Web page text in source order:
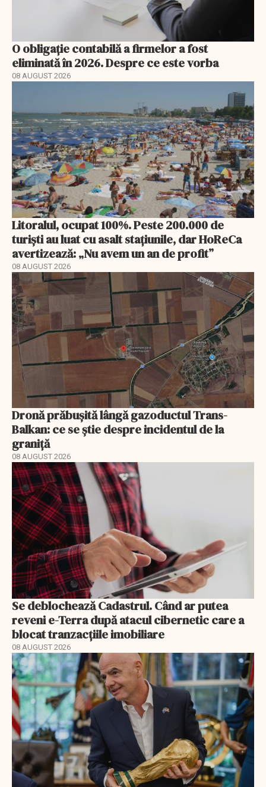
O obligație contabilă a firmelor a fost
eliminată în 2026. Despre ce este vorba
08 AUGUST 2026
Litoralul, ocupat 100%. Peste 200.000 de
turiști au luat cu asalt stațiunile, dar HoReCa
avertizează: „Nu avem un an de profit”
08 AUGUST 2026
Dronă prăbușită lângă gazoductul Trans-
Balkan: ce se știe despre incidentul de la
graniță
08 AUGUST 2026
Se deblochează Cadastrul. Când ar putea
reveni e-Terra după atacul cibernetic care a
blocat tranzacțiile imobiliare
08 AUGUST 2026